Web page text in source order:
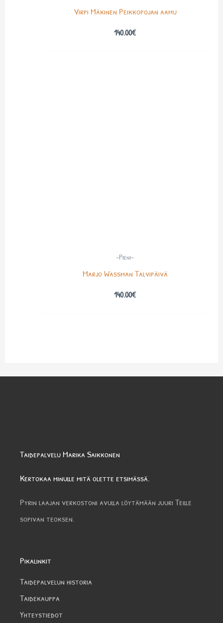
Virpi Mäkinen Peikkopojan aamu
140.00€
-Pieni-
Marjo Wassman Talvipäivä
140.00€
Taidepalvelu Marika Saikkonen
Kertokaa minulle mitä olette etsimässä.
Pyrin laajan verkostoni avulla löytämään juuri Teille
sopivan teoksen.
Pikalinkit
Taidepalvelun historia
Taidekauppa
Yhteystiedot